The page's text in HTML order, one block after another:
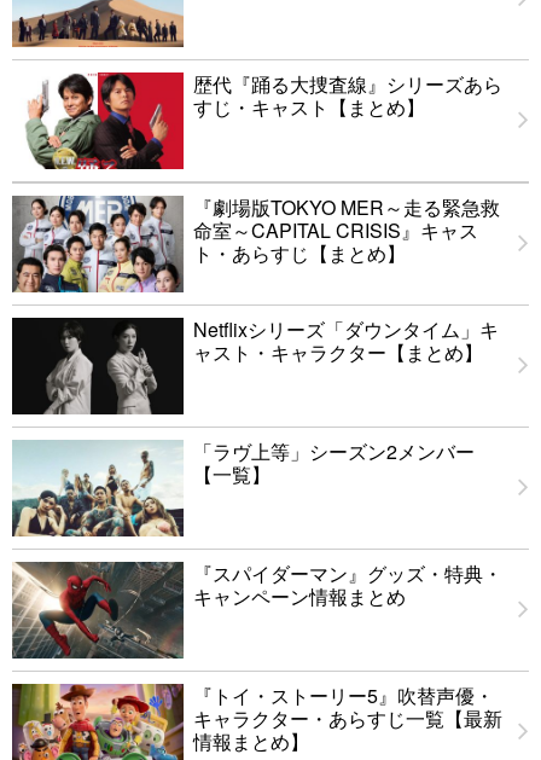
歴代『踊る大捜査線』シリーズあら
すじ・キャスト【まとめ】
『劇場版TOKYO MER～走る緊急救
命室～CAPITAL CRISIS』キャス
ト・あらすじ【まとめ】
Netflixシリーズ「ダウンタイム」キ
ャスト・キャラクター【まとめ】
「ラヴ上等」シーズン2メンバー
【一覧】
『スパイダーマン』グッズ・特典・
キャンペーン情報まとめ
『トイ・ストーリー5』吹替声優・
キャラクター・あらすじ一覧【最新
情報まとめ】